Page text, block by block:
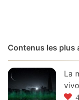
Contenus les plus
La